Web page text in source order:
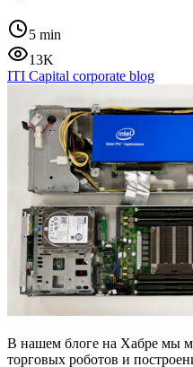
5 min
13K
ITI Capital corporate blog
В нашем блоге на Хабре мы
торговых роботов и